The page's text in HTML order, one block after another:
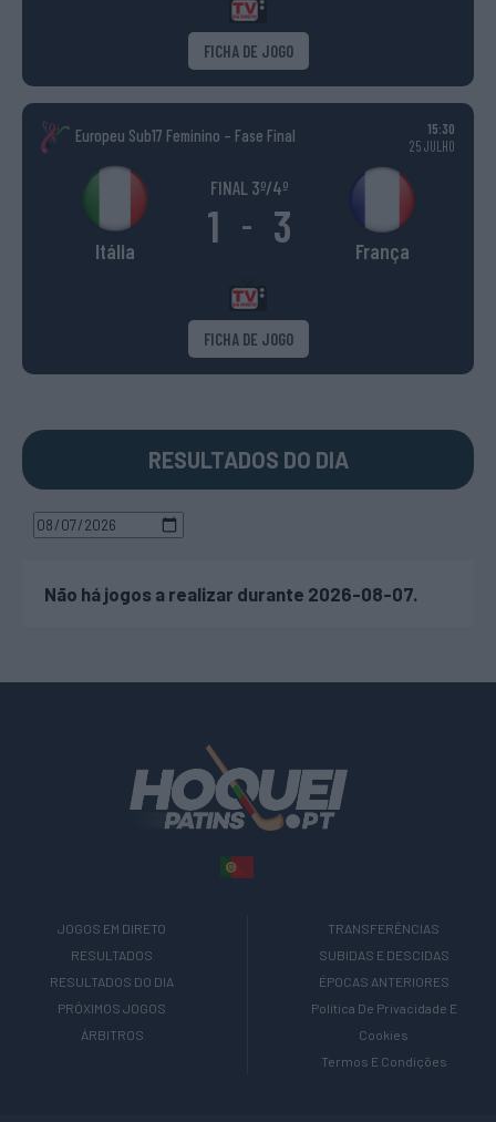
FICHA DE JOGO
Europeu Sub17 Feminino – Fase Final
15:30
25 JULHO
Itália
FINAL 3º/4º
1 - 3 França
FICHA DE JOGO
RESULTADOS DO DIA
Não há jogos a realizar durante 2026-08-07.
JOGOS EM DIRETO
RESULTADOS
RESULTADOS DO DIA
PRÓXIMOS JOGOS
ÁRBITROS
TRANSFERÊNCIAS
SUBIDAS E DESCIDAS
ÉPOCAS ANTERIORES
Política De Privacidade E
Cookies
Termos E Condições